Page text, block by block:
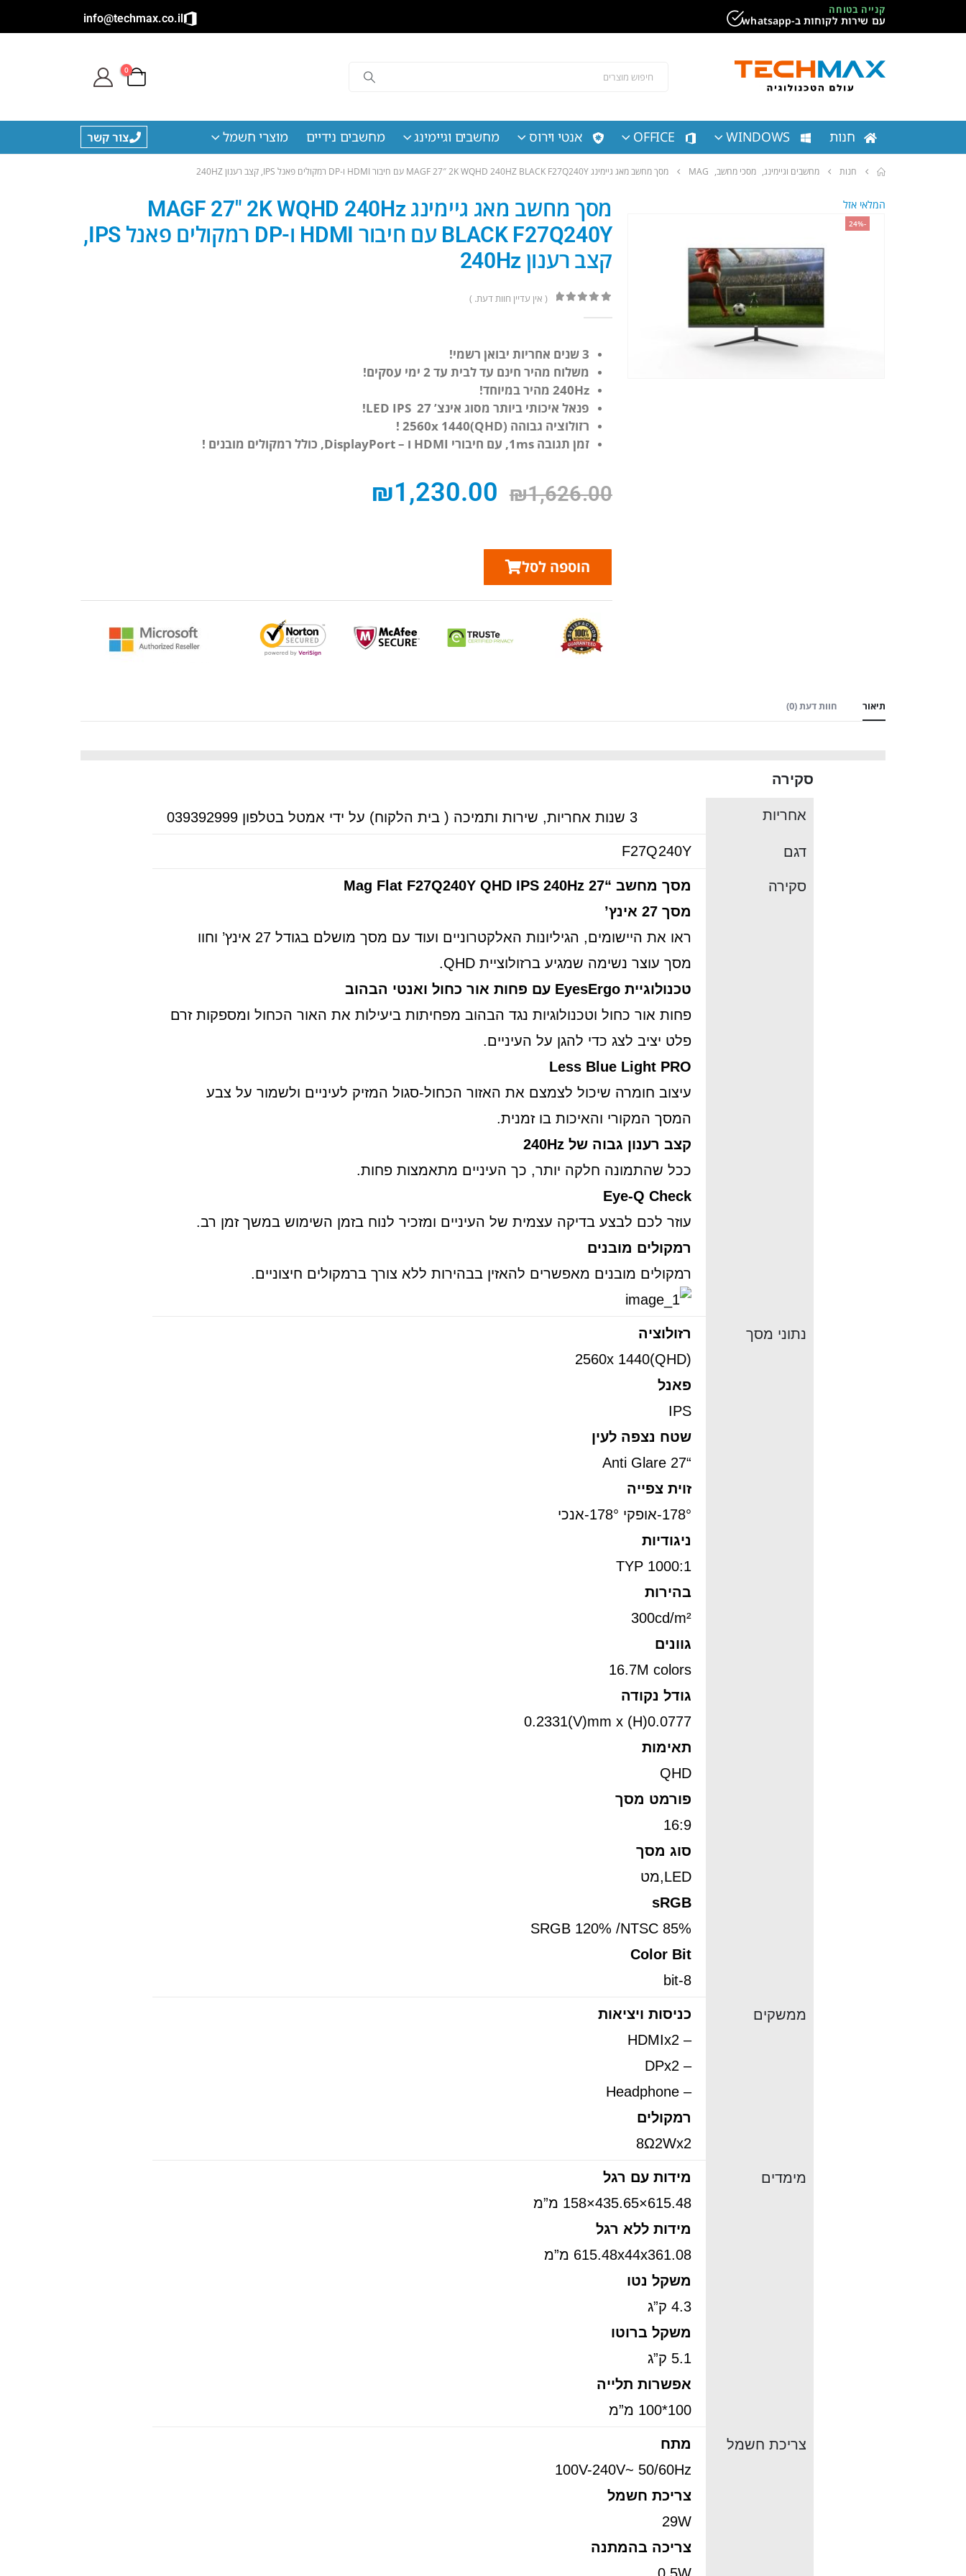
קנייה בטוחה
עם שירות לקוחות ב-whatsapp info@techmax.co.il
0
חנות WINDOWS
OFFICE אנטי וירוס מחשבים וגיימינג מחשבים נידיים מוצרי חשמל צור קשר
חנות מחשבים וגיימינג, מסכי מחשב,
MAG מסך מחשב מאג גיימינג MAGF 27″ 2K WQHD 240HZ BLACK F27Q240Y עם חיבור HDMI ו-DP רמקולים פאנל IPS, קצב רענון 240HZ
-24%
המלאי אזל
מסך מחשב מאג גיימינג MAGF 27″ 2K WQHD 240Hz
BLACK F27Q240Y עם חיבור HDMI ו-DP רמקולים פאנל IPS,
קצב רענון 240Hz
( אין עדיין חוות דעת. )
3 שנים אחריות יבואן רשמי!
משלוח מהיר חינם עד לבית עד 2 ימי עסקים!
240Hz מהיר במיוחד!
פנאל איכותי ביותר מסוג אינצ’ LED IPS 27!
רזולוציה גבוהה 2560x 1440(QHD) !
זמן תגובה 1ms, עם חיבורי HDMI ו – DisplayPort, כולל רמקולים מובנים !
₪1,626.00
₪1,230.00
הוספה לסל
תיאור חוות דעת (0)
סקירה
אחריות 3 שנות אחריות, שירות ותמיכה ( בית הלקוח) על ידי אמטל בטלפון 039392999
דגם F27Q240Y
סקירה
מסך מחשב “Mag Flat F27Q240Y QHD IPS 240Hz 27
מסך 27 אינץ’
ראו את היישומים, הגיליונות האלקטרוניים ועוד עם מסך מושלם בגודל 27 אינץ’ וחוו
מסך עוצר נשימה שמגיע ברזולוציית QHD.
טכנולוגיית EyesErgo עם פחות אור כחול ואנטי הבהוב
פחות אור כחול וטכנולוגיות נגד הבהוב מפחיתות ביעילות את האור הכחול ומספקות זרם
פלט יציב לצג כדי להגן על העיניים.
Less Blue Light PRO
עיצוב חומרה שיכול לצמצם את האזור הכחול-סגול המזיק לעיניים ולשמור על צבע
המסך המקורי והאיכות בו זמנית.
קצב רענון גבוה של 240Hz
ככל שהתמונה חלקה יותר, כך העיניים מתאמצות פחות.
Eye-Q Check
עוזר לכם לבצע בדיקה עצמית של העיניים ומזכיר לנוח בזמן השימוש במשך זמן רב.
רמקולים מובנים
רמקולים מובנים מאפשרים להאזין בבהירות ללא צורך ברמקולים חיצוניים.
נתוני מסך
רזולוציה
2560x 1440(QHD)
פאנל
IPS
שטח נצפה לעין
“27 Anti Glare
זוית צפייה
178°-אופקי 178°-אנכי
ניגודיות
1000:1 TYP
בהירות
300cd/m²
גוונים
16.7M colors
גודל נקודה
0.0777(H) 0.2331(V)mm x
תאימות
QHD
פורמט מסך
16:9
סוג מסך
LED,מט
sRGB
%SRGB 120% /NTSC 85
Color Bit
8-bit
ממשקים
כניסות ויציאות
– HDMIx2
– DPx2
– Headphone
רמקולים
8Ω2Wx2
מימדים
מידות עם רגל
615.48×435.65×158 מ”מ
מידות ללא רגל
615.48x44x361.08 מ”מ
משקל נטו
4.3 ק”ג
משקל ברוטו
5.1 ק”ג
אפשרות תלייה
100*100 מ”מ
צריכת חשמל
מתח
100V-240V~ 50/60Hz
צריכת חשמל
29W
צריכה בהמתנה